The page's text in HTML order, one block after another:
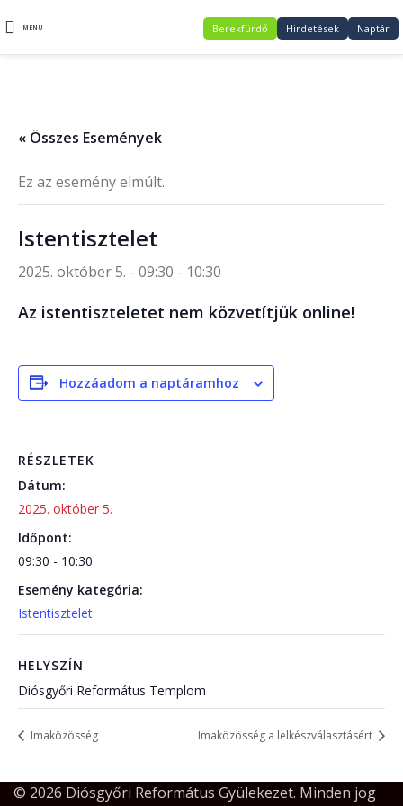
MENU Berekfürdő Hirdetések Naptár
« Összes Események
Ez az esemény elmúlt.
Istentisztelet
2025. október 5. - 09:30 - 10:30
Az istentiszteletet nem közvetítjük online!
Hozzáadom a naptáramhoz
RÉSZLETEK
Dátum:
2025. október 5.
Időpont:
09:30 - 10:30
Esemény kategória:
Istentisztelet
HELYSZÍN
Diósgyőri Református Templom
Imaközösség Imaközösség a lelkészválasztásért
© 2026 Diósgyőri Református Gyülekezet. Minden jog